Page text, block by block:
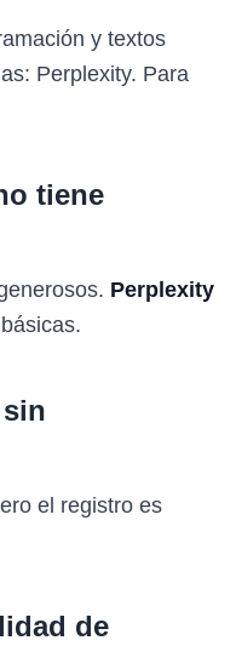
y textos
Perplexity. Para
tiene
Perplexity
el registro es
de